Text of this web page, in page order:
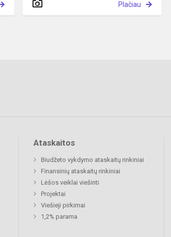
Plačiau
Ataskaitos
Biudžeto vykdymo ataskaitų rinkiniai
Finansinių ataskaitų rinkiniai
Lėšos veiklai viešinti
Projektai
Viešieji pirkimai
1,2% parama